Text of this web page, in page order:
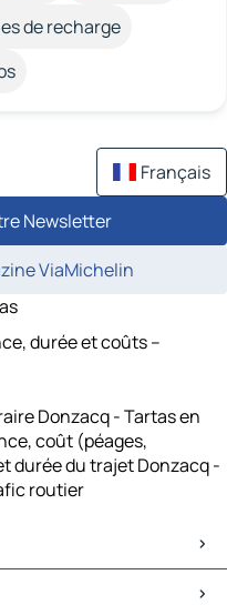
de recharge
Français
Newsletter
ViaMichelin
durée et coûts –
Donzacq - Tartas en
coût (péages,
durée du trajet Donzacq -
routier